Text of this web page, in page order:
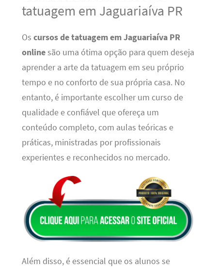
tatuagem em Jaguariaíva PR
Os cursos de tatuagem em Jaguariaíva PR
onlinesão uma ótima opção para quem deseja
aprender a arte da tatuagem em seu próprio
tempo e no conforto de sua própria casa. No
entanto, é importante escolher um curso de
qualidade e confiável que ofereça um
conteúdo completo, com aulas teóricas e
práticas, ministradas por profissionais
experientes e reconhecidos no mercado.
Além disso, é essencial que os alunos se